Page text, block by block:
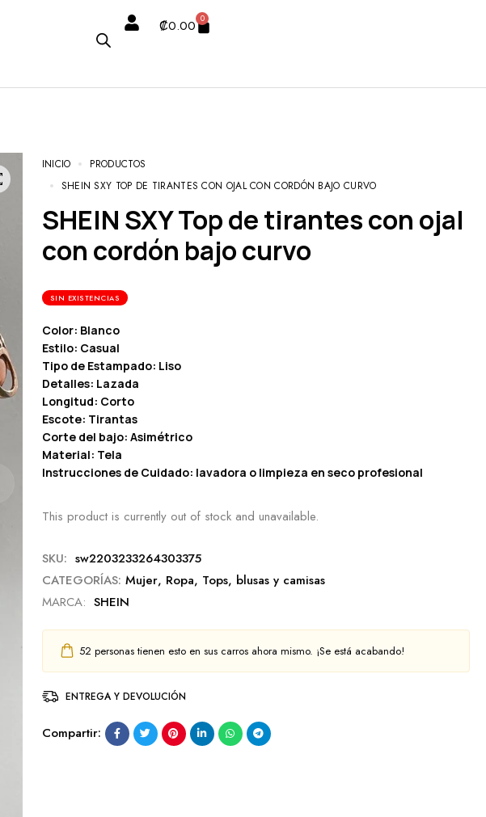
₡0.00 0
INICIO
PRODUCTOS
SHEIN SXY TOP DE TIRANTES CON OJAL CON CORDÓN BAJO CURVO
SHEIN SXY Top de tirantes con ojal
con cordón bajo curvo
SIN EXISTENCIAS
Color: Blanco
Estilo: Casual
Tipo de Estampado: Liso
Detalles: Lazada
Longitud: Corto
Escote: Tirantas
Corte del bajo: Asimétrico
Material: Tela
Instrucciones de Cuidado: lavadora o limpieza en seco profesional
This product is currently out of stock and unavailable.
SKU: sw2203233264303375
CATEGORÍAS: Mujer, Ropa, Tops, blusas y camisas
MARCA: SHEIN
52 personas tienen esto en sus carros ahora mismo. ¡Se está acabando!
ENTREGA Y DEVOLUCIÓN
Compartir: